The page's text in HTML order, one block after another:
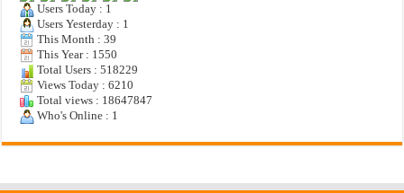
Users Today : 1
Users Yesterday : 1
This Month : 39
This Year : 1550
Total Users : 518229
Views Today : 6210
Total views : 18647847
Who's Online : 1